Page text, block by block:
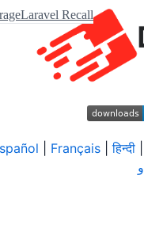
Laravel Recall
Français|हिन्दी|